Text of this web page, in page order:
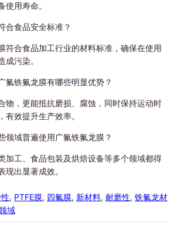
使用寿命。
合食品安全标准？
符合食品加工行业的材料标准，确保在使用
成污染。
氟铁氟龙膜有哪些明显优势？
物，更能抵抗磨损、腐蚀，同时保持运动时
有效提升生产效率。
领域普遍使用广氟铁氟龙膜？
加工、食品包装及烘焙设备等多个领域都得
现出显著成效。
, PTFE膜, 四氟膜, 新材料, 耐磨性, 铁氟龙材
域